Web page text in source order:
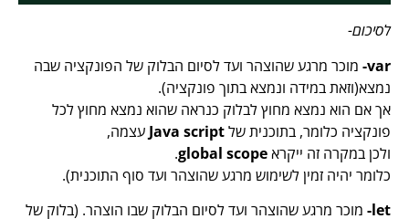
לסיכום-
var- מוכר מרגע שהוצהר ועד לסיום הבלוק של הפונקציה שבה
נמצא(וזאת במידה ונמצא בתוך פונקציה).
אך אם הוא נמצא מחוץ לבלוק כנראה שהוא נמצא מחוץ לכל
פונקציה כלומר, בתוכנית שלJava script עצמה,
ולכן במקרה זה ייקראglobal scope
.
כלומר יהיה זמין לשימוש מרגע שהוצהר ועד סוף התוכנית).
let- מוכר מרגע שהוצהר ועד לסיום הבלוק שבו הוצהר. (בלוק של